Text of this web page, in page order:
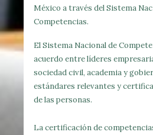
México a través del Sistema
Competencias.
El Sistema Nacional de
acuerdo entre líderes
sociedad civil, academia y
estándares relevantes y
de las personas.
La certificación de